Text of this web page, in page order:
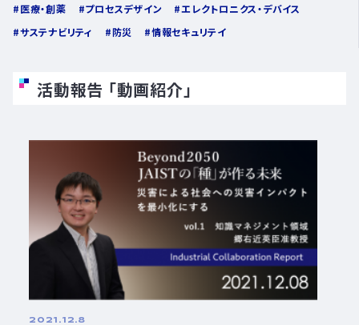
医療・創薬
プロセスデザイン
エレクトロニクス・デバイス
サステナビリティ
防災 情報セキュリテイ
活動報告 「動画紹介」
2021.12.8